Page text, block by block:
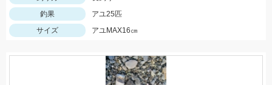
釣果
アユ25匹
サイズ
アユMAX16㎝